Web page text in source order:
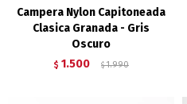
Campera Nylon Capitoneada
Clasica Granada - Gris
Oscuro
$ 1.500 $ 1.990